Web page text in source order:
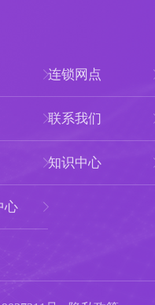
心
连锁网点
联系我们
知识中心